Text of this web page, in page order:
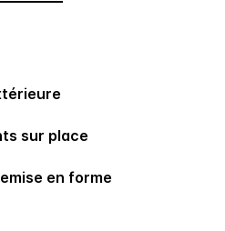
sur place
en forme